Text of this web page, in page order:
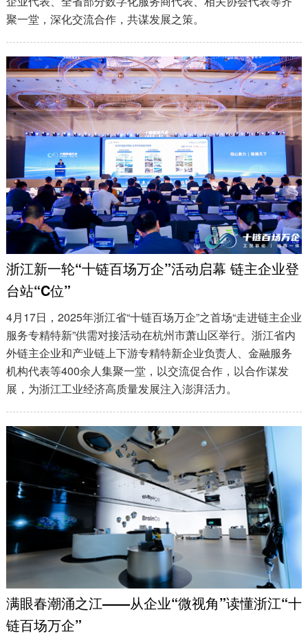
聚一堂，深化交流合作，共谋发展之策。
浙江新一轮“十链百场万企”活动启幕 链主企业登
台站“C位”
4月17日，2025年浙江省“十链百场万企”之首场“走进链主企业
服务专精特新”供需对接活动在杭州市萧山区举行。浙江省内
外链主企业和产业链上下游专精特新企业负责人、金融服务
机构代表等400余人集聚一堂，以交流促合作，以合作谋发
展，为浙江工业经济高质量发展注入澎湃活力。
满眼春潮涌之江——从企业“微视角”读懂浙江“十
链百场万企”